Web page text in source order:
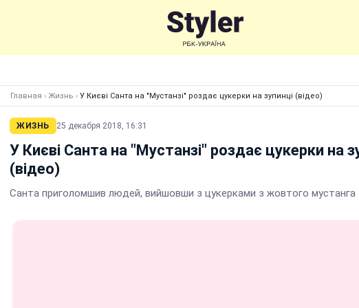
Главная › Жизнь › У Києві Санта на "Мустанзі" роздає цукерки на зупинці (відео)
ЖИЗНЬ 25 декабря 2018, 16:31
У Києві Санта на "Мустанзі" роздає цукерки на
(відео)
Санта приголомшив людей, вийшовши з цукерками з жовтого мустанга